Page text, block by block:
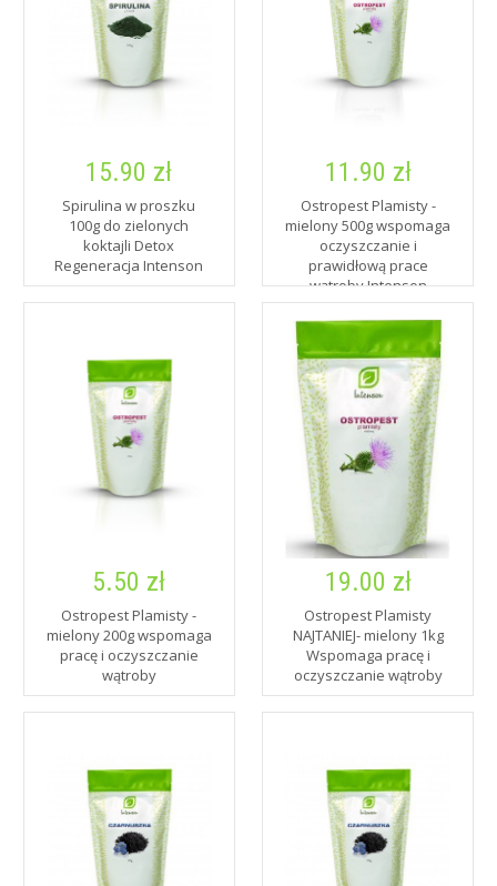
15.90 zł
Spirulina w proszku
100g do zielonych
koktajli Detox
Regeneracja Intenson
11.90 zł
Ostropest Plamisty -
mielony 500g wspomaga
oczyszczanie i
prawidłową prace
wątroby Intenson
5.50 zł
Ostropest Plamisty -
mielony 200g wspomaga
pracę i oczyszczanie
wątroby
19.00 zł
Ostropest Plamisty
NAJTANIEJ- mielony 1kg
Wspomaga pracę i
oczyszczanie wątroby